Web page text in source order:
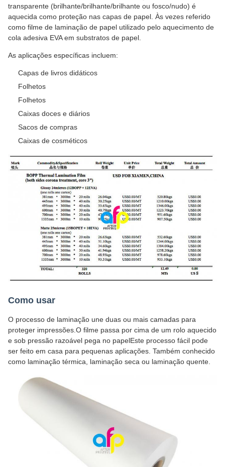
transparente (brilhante/brilhante/brilhante ou fosco/nudo) é
aquecida como proteção nas capas de papel. Às vezes referido
como filme de laminação de papel utilizado pelo aquecimento de
cola adesiva EVA em substratos de papel.
As aplicações específicas incluem:
Capas de livros didáticos
Folhetos
Folhetos
Caixas doces e diários
Sacos de compras
Caixas de cosméticos
Como usar
O processo de laminação une duas ou mais camadas para
proteger impressões.O filme passa por cima de um rolo aquecido
e sob pressão razoável pega no papelEste processo fácil pode
ser feito em casa para pequenas aplicações. Também conhecido
como laminação térmica, laminação seca ou laminação quente.